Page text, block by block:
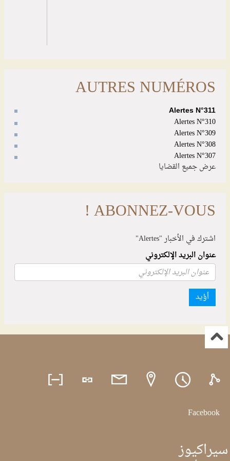
AUTRES NUMÉROS
Alertes N°311
Alertes N°310
Alertes N°309
Alertes N°308
Alertes N°307
عرض جميع القضايا
ABONNEZ-VOUS !
اشترك في الأخبار "Alertes"
عنوان البريد الإلكتروني
أؤيد
Facebook
سيراكيوز